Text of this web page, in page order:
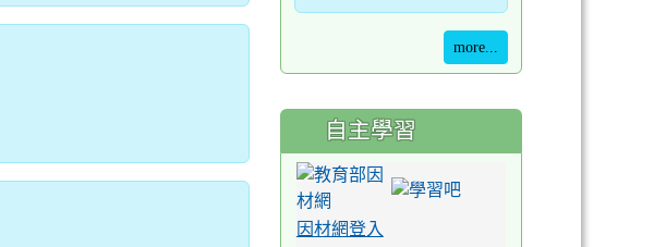
more...
自主學習
因材網登入